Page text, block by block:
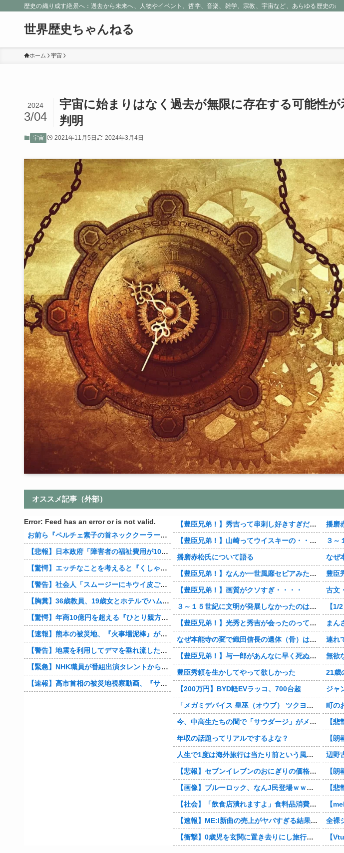
歴史の織り成す絶景へ：過去から未来へ、人物やイベント、哲学、音楽、雑学、宗教、宇宙など、あらゆる歴史の
世界歴史ちゃんねる
ホーム 宇宙
宇宙に始まりはなく過去が無限に存在する可能性
判明
2024
3/04
宇宙 2021年11月5日 2024年3月4日
オススメ記事（外部）
Error: Feed has an error or is not valid.
お前ら『ペルチェ素子の首ネッククーラー』使ったことあるか？
【悲報】日本政府「障害者の福祉費用が10年で2倍になったので抑制します」
【驚愕】エッチなことを考えると『くしゃみ』が出る人、結構いると判明
【警告】社会人「スムージーにキウイ皮ごと入れよ。これ美容にいいんだよね〜」→ 結果…
【胸糞】36歳教員、19歳女とホテルでハムスター25匹を踏み潰すなどして逮捕
【驚愕】年商10億円を超える『ひとり親方』が激増 Mac miniを大量購入しAIを従業員に
【速報】熊本の被災地、『火事場泥棒』が大暴れ…
【警告】地震を利用してデマを垂れ流した人間、悲惨な末路を迎える…
【緊急】NHK職員が番組出演タレントから性被害 PTSDを発症し休職へ
【速報】高市首相の被災地視察動画、『サナのプロモーションビデオ』すぎて炎上
【豊臣兄弟！】秀吉って串刺し好きすぎだろ・・・？
【豊臣兄弟！】山崎ってウイスキーの・・・？
播磨赤松氏について語る
【豊臣兄弟！】なんか一世風靡セピアみたいじゃね・・・？
【豊臣兄弟！】画質がクソすぎ・・・・
３～１５世紀に文明が発展しなかったのは何故か？
【豊臣兄弟！】光秀と秀吉が会ったのってマジ・・・？
なぜ本能寺の変で織田信長の遺体（骨）は見つからなかったのか
【豊臣兄弟！】与一郎があんなに早く死ぬの史実・・・？
豊臣秀頼を生かしてやって欲しかった
【200万円】BYD軽EVラッコ、700台超
「メガミデバイス 皇巫（オウブ） ツクヨミ レガリア」コトブキヤデビュー…
今、中高生たちの間で「サウダージ」がメチャ流行っているらしい
年収の話題ってリアルでするよな？
人生で1度は海外旅行は当たり前という風潮www
【悲報】セブンイレブンのおにぎりの価格、もはや限界を超える
【画像】ブルーロック、なんJ民登場ｗｗｗｗｗ
【社会】「飲食店潰れますよ」食料品消費税“1％減税”の中で上がる懸念 外食は10％で“9％”差に…一方で対象の弁当店でも悲痛な声「値下げできない…」
【速報】ME:I新曲の売上がヤバすぎる結果に・・・
【衝撃】0歳児を玄関に置き去りにし旅行に行く弟夫婦「旅行中、1ヶ月世話しろw」18年後に返せと言われ「お前らの子供、捨てたよ?」「は!?」
播磨
３～
なぜ本
豊臣
古文
【1/2】妻が不倫
まんさ
連れ
無欲な旦那に比べ 、
21歳の時に3歳年上の
ジャンポケ
町のお弁当
【悲報
【朗報】
辺野古転覆ﾀﾋ亡事
【朗
【悲報
【
全裸
【Vtuber】新